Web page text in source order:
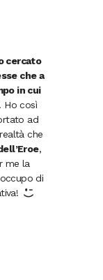
cercato
che a
in cui
Ho così
ad
che
,
me la
di